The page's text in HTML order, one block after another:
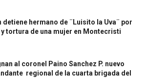
detiene hermano de ¨Luisito la Uva¨ por
tortura de una mujer en Montecristi
al coronel Paino Sanchez P. nuevo
regional de la cuarta brigada del